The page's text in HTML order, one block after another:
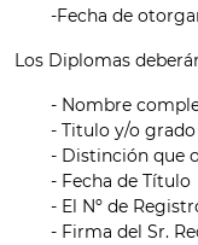
-Fecha de
Los Diplomas
- Nombre
- Titulo y/o
- Distinción que
- Fecha de Título
- El Nº de
- Firma del Sr.